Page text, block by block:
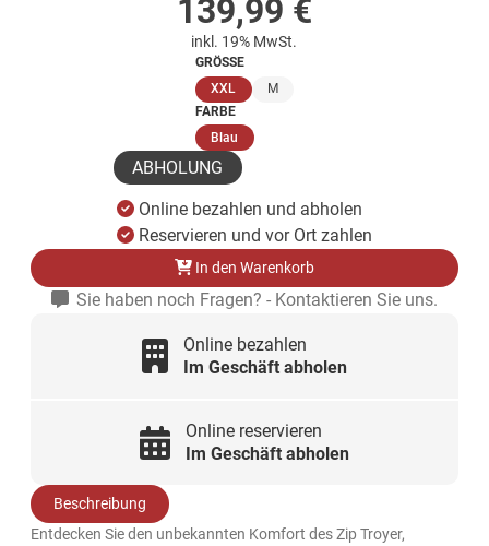
139,99 €
inkl. 19% MwSt.
GRÖSSE
XXL (ausgewählt)
M
FARBE
Blau (ausgewählt)
ABHOLUNG
Online bezahlen und abholen
Reservieren und vor Ort zahlen
In den Warenkorb
Sie haben noch Fragen? - Kontaktieren Sie uns.
Online bezahlen
Im Geschäft abholen
Online reservieren
Im Geschäft abholen
Beschreibung
Entdecken Sie den unbekannten Komfort des Zip Troyer,